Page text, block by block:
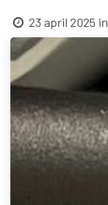
23 april 2025 in